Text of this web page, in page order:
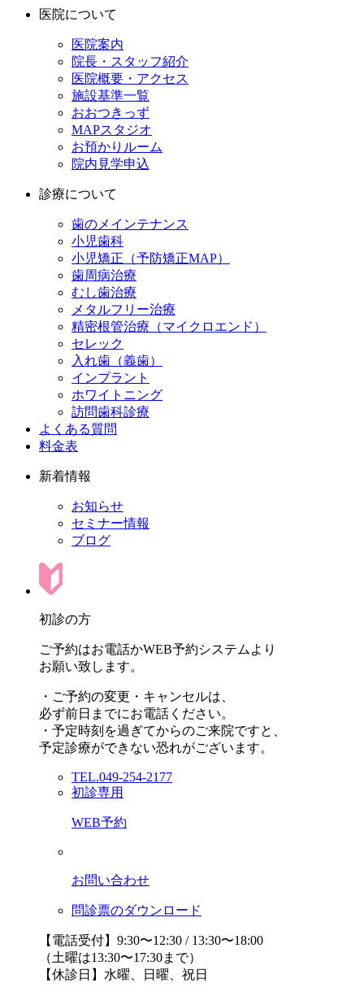
医院について
医院案内
院長・スタッフ紹介
医院概要・アクセス
施設基準一覧
おおつきっず
MAPスタジオ
お預かりルーム
院内見学申込
診療について
歯のメインテナンス
小児歯科
小児矯正（予防矯正MAP）
歯周病治療
むし歯治療
メタルフリー治療
精密根管治療（マイクロエンド）
セレック
入れ歯（義歯）
インプラント
ホワイトニング
訪問歯科診療
よくある質問
料金表
新着情報
お知らせ
セミナー情報
ブログ
初診の方
ご予約はお電話かWEB予約システムより
お願い致します。
・ご予約の変更・キャンセルは、
必ず前日までにお電話ください。
・予定時刻を過ぎてからのご来院ですと、
予定診療ができない恐れがございます。
TEL.049-254-2177
初診専用
WEB予約
お問い合わせ
問診票のダウンロード
【電話受付】9:30〜12:30 / 13:30〜18:00
（土曜は13:30〜17:30まで）
【休診日】水曜、日曜、祝日